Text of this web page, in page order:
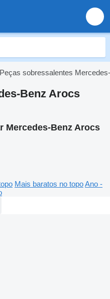
Peças sobressalentes
Benz Arocs
Mercedes-Benz Arocs
Mais baratos no topoAno -